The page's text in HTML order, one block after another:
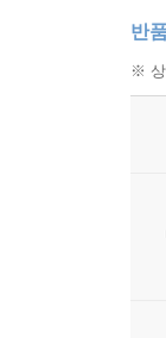
반
※ 상